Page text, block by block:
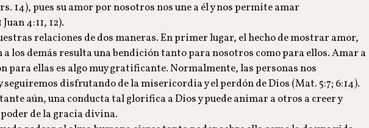
14), pues su amor por nosotros nos une a él y nos permite amar
4:11, 12).
relaciones de dos maneras. En primer lugar, el hecho de mostrar amor,
los demás resulta una bendición tanto para nosotros como para ellos. Amar a
para ellas es algo muy gratificante. Normalmente, las personas nos
disfrutando de la misericordia y el perdón de Dios (Mat. 5:7; 6:14).
aún, una conducta tal glorifica a Dios y puede animar a otros a creer y
de la gracia divina.